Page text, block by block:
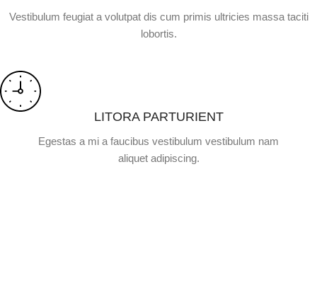
Vestibulum feugiat a volutpat dis cum primis ultricies massa taciti
lobortis.
LITORA PARTURIENT
Egestas a mi a faucibus vestibulum vestibulum nam
aliquet adipiscing.